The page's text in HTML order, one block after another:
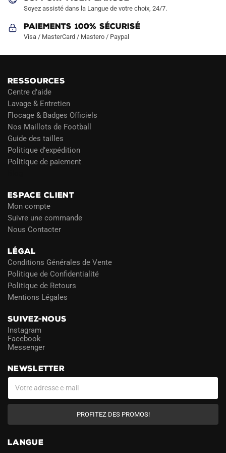
Soyez assisté dans la Langue de votre choix, 24/7.
Paiements 100% Sécurisé
Visa / MasterCard / Mastero / Paypal
RESSOURCES
Centre d’aide
Lavage & Entretien
Flocage & Badges Officiels
Nos Maillots de Football
Guide des tailles
Politique d’expédition
Politique de paiement
ESPACE CLIENT
Mon compte
Suivre une commande
Nous Contacter
LÉGAL
Conditions Générales de Vente
Politique de Confidentialité
Politique de Retours
Mentions Légales
SUIVEZ-NOUS
Instagram
Facebook
Messenger
NEWSLETTER
PROFITEZ DES PROMOS!
LANGUE